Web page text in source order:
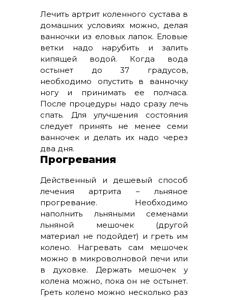
Лечить артрит коленного сустава в
домашних условиях можно, делая
ванночки из еловых лапок. Еловые
ветки надо нарубить и залить
кипящей водой. Когда вода
остынет до 37 градусов,
необходимо опустить в ванночку
ногу и принимать ее полчаса.
После процедуры надо сразу лечь
спать. Для улучшения состояния
следует принять не менее семи
ванночек и делать их надо через
два дня.
Прогревания
Действенный и дешевый способ
лечения артрита – льняное
прогревание. Необходимо
наполнить льняными семенами
льняной мешочек (другой
материал не подойдет) и греть им
колено. Нагревать сам мешочек
можно в микроволновой печи или
в духовке. Держать мешочек у
колена можно, пока он не остынет.
Греть колено можно несколько раз